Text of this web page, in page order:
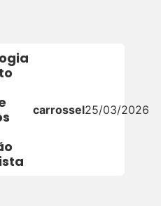
carrossel25/03/2026